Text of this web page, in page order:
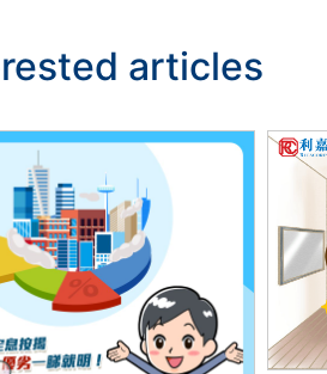
articles